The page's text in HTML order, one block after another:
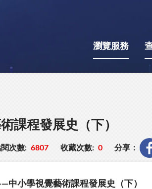
瀏覽服務
課程發展史（下）
次數: 6807 收藏次數: 0 分享：
中小學視覺藝術課程發展史（下）